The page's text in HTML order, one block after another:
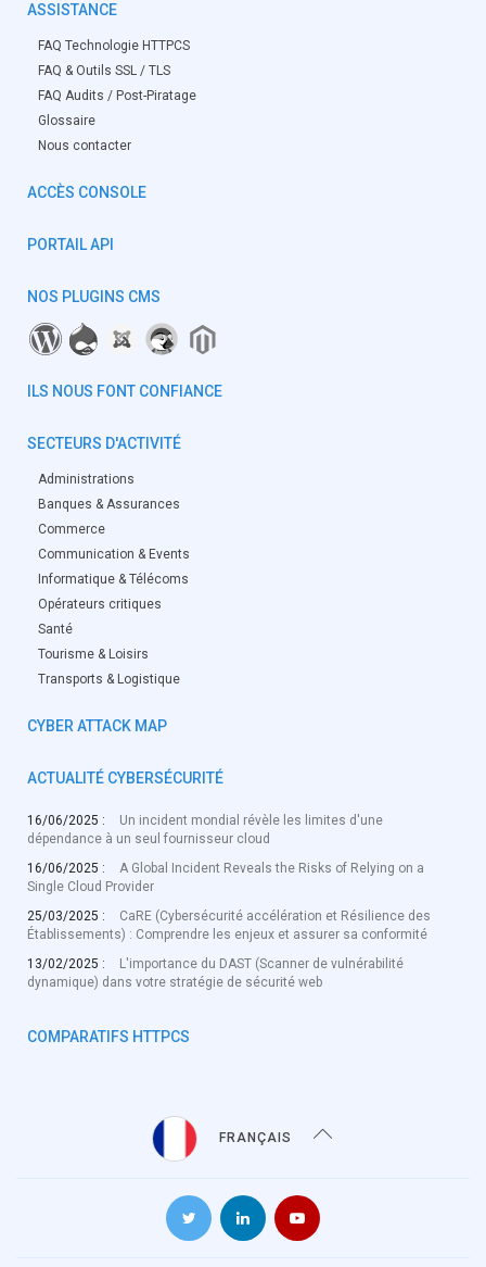
ASSISTANCE
FAQ Technologie HTTPCS
FAQ & Outils SSL / TLS
FAQ Audits / Post-Piratage
Glossaire
Nous contacter
ACCÈS CONSOLE
PORTAIL API
NOS PLUGINS CMS
ILS NOUS FONT CONFIANCE
SECTEURS D'ACTIVITÉ
Administrations
Banques & Assurances
Commerce
Communication & Events
Informatique & Télécoms
Opérateurs critiques
Santé
Tourisme & Loisirs
Transports & Logistique
CYBER ATTACK MAP
ACTUALITÉ CYBERSÉCURITÉ
16/06/2025 :
Un incident mondial révèle les limites d'une
dépendance à un seul fournisseur cloud
16/06/2025 :
A Global Incident Reveals the Risks of Relying on a
Single Cloud Provider
25/03/2025 :
CaRE (Cybersécurité accélération et Résilience des
Établissements) : Comprendre les enjeux et assurer sa conformité
13/02/2025 :
L'importance du DAST (Scanner de vulnérabilité
dynamique) dans votre stratégie de sécurité web
COMPARATIFS HTTPCS
FRANÇAIS